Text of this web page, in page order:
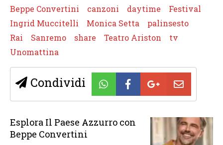
Beppe Convertini canzoni daytime
Festival
Ingrid Muccitelli
Monica Setta
palinsesto
Rai
Sanremo share Teatro Ariston
tv
Unomattina
Condividi
Esplora Il Paese Azzurro con
Beppe Convertini